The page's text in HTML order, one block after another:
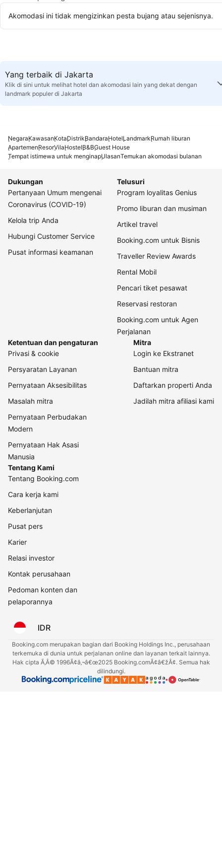
Akomodasi ini tidak mengizinkan pesta bujang atau sejenisnya.
Yang terbaik di Jakarta
Klik di sini untuk melihat hotel dan akomodasi lain yang dekat dengan
landmark populer di Jakarta
NegaraKawasanKotaDistrikBandaraHotelLandmarkRumah liburan
ApartemenResorVilaHostelB&BGuest House
Tempat istimewa untuk menginapUlasanTemukan akomodasi bulanan
Dukungan
Pertanyaan Umum mengenai
Coronavirus (COVID-19)
Kelola trip Anda
Hubungi Customer Service
Pusat informasi keamanan
Telusuri
Program loyalitas Genius
Promo liburan dan musiman
Artikel travel
Booking.com untuk Bisnis
Traveller Review Awards
Rental Mobil
Pencari tiket pesawat
Reservasi restoran
Booking.com untuk Agen
Perjalanan
Ketentuan dan pengaturan
Privasi & cookie
Persyaratan Layanan
Pernyataan Aksesibilitas
Masalah mitra
Pernyataan Perbudakan
Modern
Pernyataan Hak Asasi
Manusia
Mitra
Login ke Ekstranet
Bantuan mitra
Daftarkan properti Anda
Jadilah mitra afiliasi kami
Tentang Kami
Tentang Booking.com
Cara kerja kami
Keberlanjutan
Pusat pers
Karier
Relasi investor
Kontak perusahaan
Pedoman konten dan
pelaporannya
IDR
Booking.com merupakan bagian dari Booking Holdings Inc., perusahaan
terkemuka di dunia untuk perjalanan online dan layanan terkait lainnya.
Hak cipta Ã‚Â© 1996Ã¢â‚¬â€œ2025 Booking.comÃ¢â€žÂ¢. Semua hak
dilindungi.